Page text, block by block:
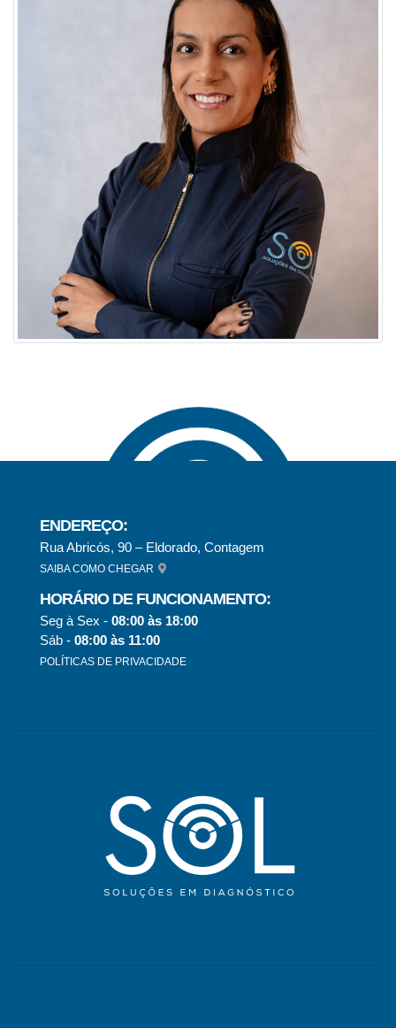
ENDEREÇO:
Rua Abricós, 90 – Eldorado, Contagem
SAIBA COMO CHEGAR
HORÁRIO DE FUNCIONAMENTO:
Seg à Sex - 08:00 às 18:00
Sáb - 08:00 às 11:00
POLÍTICAS DE PRIVACIDADE